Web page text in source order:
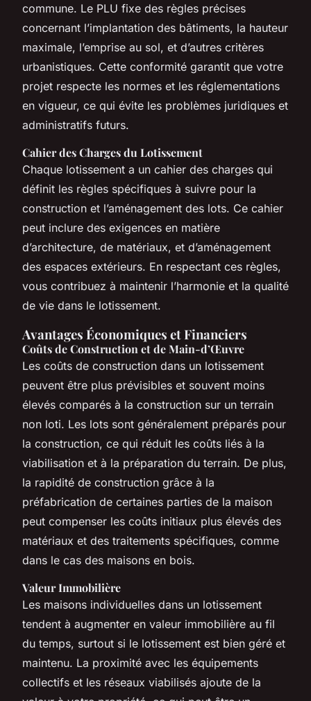
commune. Le PLU fixe des règles précises
concernant l’implantation des bâtiments, la hauteur
maximale, l’emprise au sol, et d’autres critères
urbanistiques. Cette conformité garantit que votre
projet respecte les normes et les réglementations
en vigueur, ce qui évite les problèmes juridiques et
administratifs futurs.
Cahier des Charges du Lotissement
Chaque lotissement a un cahier des charges qui
définit les règles spécifiques à suivre pour la
construction et l’aménagement des lots. Ce cahier
peut inclure des exigences en matière
d’architecture, de matériaux, et d’aménagement
des espaces extérieurs. En respectant ces règles,
vous contribuez à maintenir l’harmonie et la qualité
de vie dans le lotissement.
Avantages Économiques et Financiers
Coûts de Construction et de Main-d’Œuvre
Les coûts de construction dans un lotissement
peuvent être plus prévisibles et souvent moins
élevés comparés à la construction sur un terrain
non loti. Les lots sont généralement préparés pour
la construction, ce qui réduit les coûts liés à la
viabilisation et à la préparation du terrain. De plus,
la rapidité de construction grâce à la
préfabrication de certaines parties de la maison
peut compenser les coûts initiaux plus élevés des
matériaux et des traitements spécifiques, comme
dans le cas des maisons en bois.
Valeur Immobilière
Les maisons individuelles dans un lotissement
tendent à augmenter en valeur immobilière au fil
du temps, surtout si le lotissement est bien géré et
maintenu. La proximité avec les équipements
collectifs et les réseaux viabilisés ajoute de la